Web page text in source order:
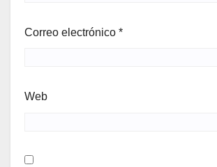
Correo electrónico *
Web